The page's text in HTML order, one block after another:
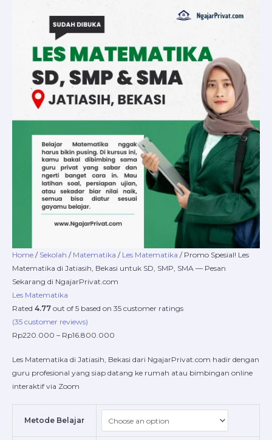
Home / Sekolah / Matematika / Les Matematika / Promo Spesial! Les
Matematika di Jatiasih, Bekasi untuk SD, SMP, SMA — Pesan
Sekarang di NgajarPrivat.com
Les Matematika
Rated 4.77 out of 5 based on 35 customer ratings
(35 customer reviews)
Rp220.000 – Rp16.800.000
through
Rp16.800.000
Les Matematika di Jatiasih, Bekasi dari NgajarPrivat.com hadir dengan
guru profesional yang siap datang ke rumah atau bimbingan online
interaktif via Zoom
Metode Belajar
Spesial!
Matematika
Jatiasih,
Bekasi
untuk
Sekarang
NgajarPrivat.com